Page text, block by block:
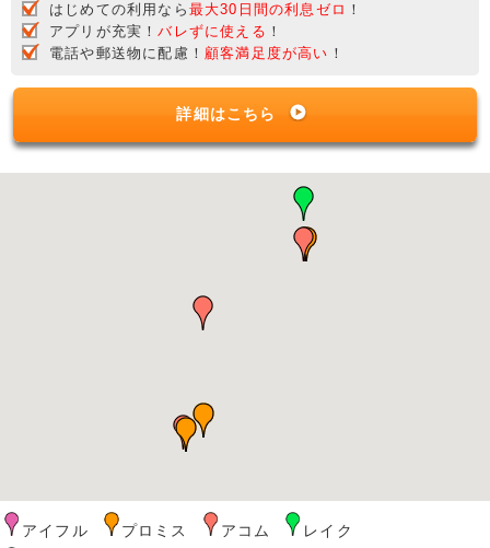
はじめての利用なら 最大30日間の利息ゼロ ！
アプリが充実！バレずに使える ！
電話や郵送物に配慮！ 顧客満足度が高い ！
詳細はこちら
アイフル プロミス アコム
レイク